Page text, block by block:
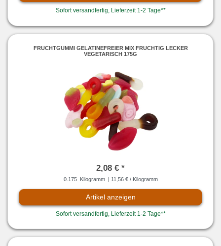
Sofort versandfertig, Lieferzeit 1-2 Tage**
FRUCHTGUMMI GELATINEFREIER MIX FRUCHTIG LECKER
VEGETARISCH 175G
2,08 € *
0.175 Kilogramm | 11,56 € / Kilogramm
Artikel anzeigen
Sofort versandfertig, Lieferzeit 1-2 Tage**